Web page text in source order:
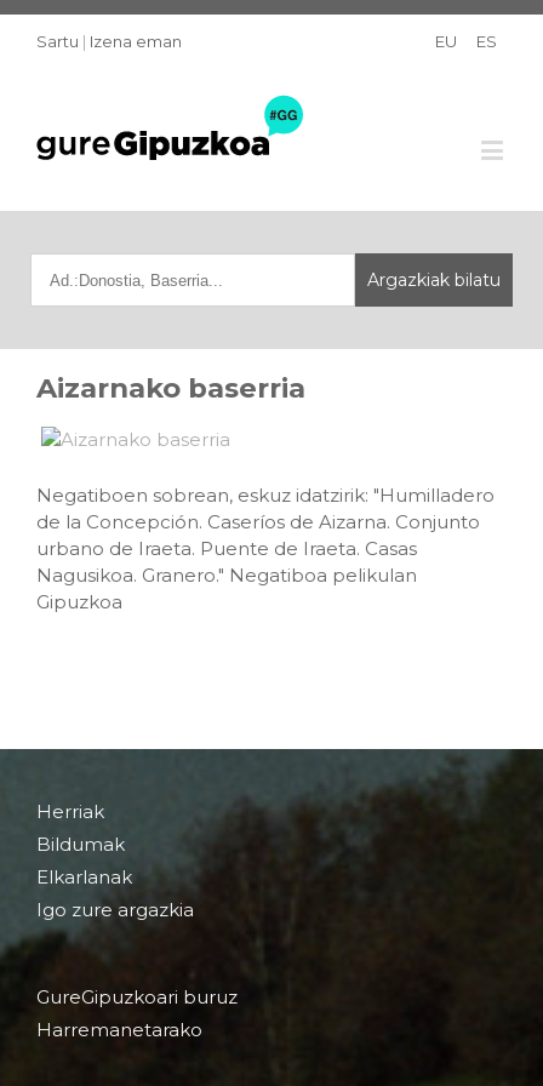
Sartu | Izena eman EU ES
Aizarnako baserria
Negatiboen sobrean, eskuz idatzirik: "Humilladero
de la Concepción. Caseríos de Aizarna. Conjunto
urbano de Iraeta. Puente de Iraeta. Casas
Nagusikoa. Granero." Negatiboa pelikulan
Gipuzkoa
Herriak
Bildumak
Elkarlanak
Igo zure argazkia
GureGipuzkoari buruz
Harremanetarako